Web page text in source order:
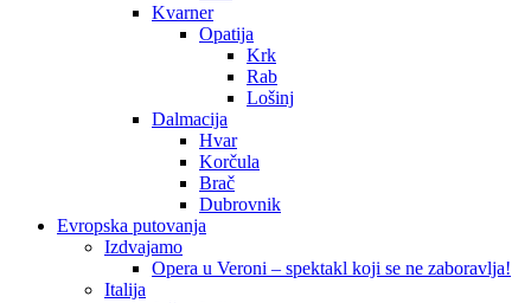
Kvarner
Opatija
Krk
Rab
Lošinj
Dalmacija
Hvar
Korčula
Brač
Dubrovnik
Evropska putovanja
Izdvajamo
Opera u Veroni – spektakl koji se ne zaboravlja!
Italija